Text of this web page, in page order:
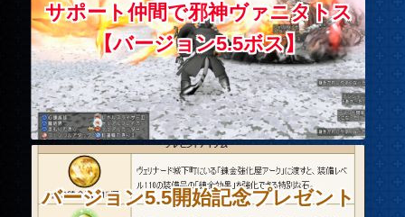
サポート仲間で邪神ヴァニタトス
【バージョン5.5ボス】
バージョン5.5開始記念プレゼント